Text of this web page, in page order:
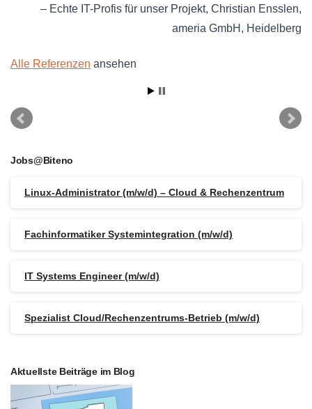
Echte IT-Profis für unser Projekt Christian Ensslen
ameria GmbH
Heidelberg
Alle Referenzen ansehen
Jobs@Biteno
Linux-Administrator (m/w/d) – Cloud & Rechenzentrum
Fachinformatiker Systemintegration (m/w/d)
IT Systems Engineer (m/w/d)
Spezialist Cloud/Rechenzentrums-Betrieb (m/w/d)
Aktuellste Beiträge im Blog